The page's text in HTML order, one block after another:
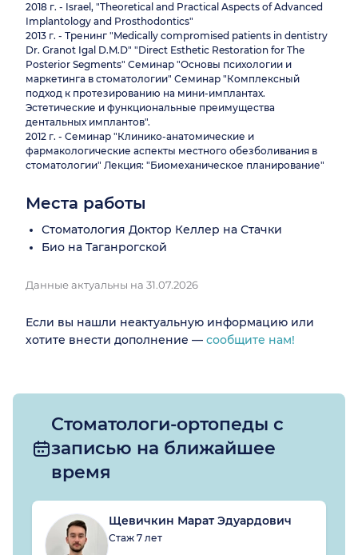
2018 г. - Israel, "Theoretical and Practical Aspects of Advanced
Implantology and Prosthodontics"
2013 г. - Тренинг "Medically compromised patients in dentistry
Dr. Granot Igal D.M.D" "Direct Esthetic Restoration for The
Posterior Segments" Семинар "Основы психологии и
маркетинга в стоматологии" Семинар "Комплексный
подход к протезированию на мини-имплантах.
Эстетические и функциональные преимущества
дентальных имплантов".
2012 г. - Семинар "Клинико-анатомические и
фармакологические аспекты местного обезболивания в
стоматологии" Лекция: "Биомеханическое планирование"
Места работы
Стоматология Доктор Келлер на Стачки
Био на Таганрогской
Данные актуальны на 31.07.2026
Если вы нашли неактуальную информацию или
хотите внести дополнение — сообщите нам!
Стоматологи-ортопеды с
записью на ближайшее
время
Щевичкин Марат Эдуардович
Стаж 7 лет